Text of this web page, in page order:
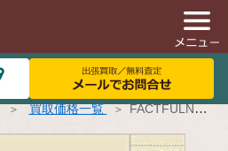
買取価格一覧 FACTFULNESS(ファクトフルネス) 10の思い込みを乗り越え、データを基に世界を正しく見る習慣